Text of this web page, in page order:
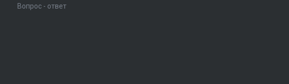
Вопрос - ответ